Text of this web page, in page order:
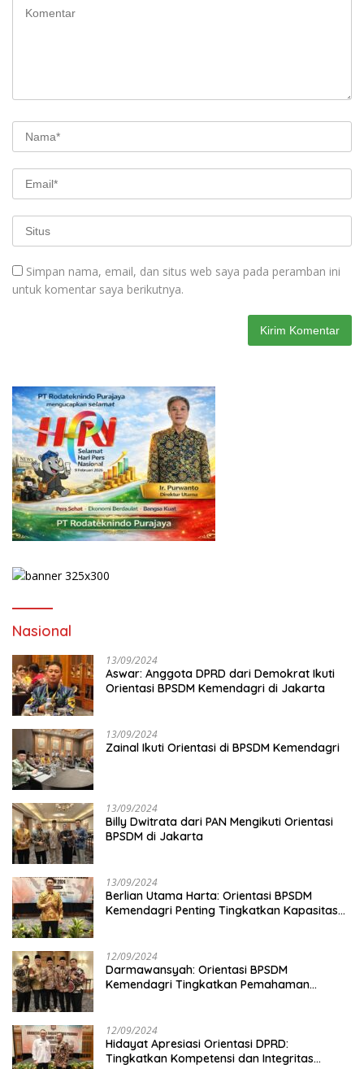
Simpan nama, email, dan situs web saya pada peramban ini
untuk komentar saya berikutnya.
Nasional
13/09/2024
Aswar: Anggota DPRD dari Demokrat Ikuti
Orientasi BPSDM Kemendagri di Jakarta
13/09/2024
Zainal Ikuti Orientasi di BPSDM Kemendagri
13/09/2024
Billy Dwitrata dari PAN Mengikuti Orientasi
BPSDM di Jakarta
13/09/2024
Berlian Utama Harta: Orientasi BPSDM
Kemendagri Penting Tingkatkan Kapasitas
12/09/2024
Darmawansyah: Orientasi BPSDM
Kemendagri Tingkatkan Pemahaman
12/09/2024
Hidayat Apresiasi Orientasi DPRD:
Tingkatkan Kompetensi dan Integritas